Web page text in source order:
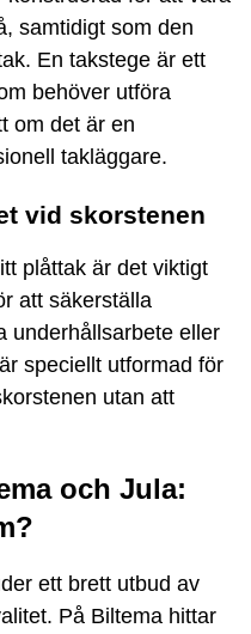
samtidigt som den
En takstege är ett
behöver utföra
om det är en
takläggare.
vid skorstenen
plåttak är det viktigt
att säkerställa
underhållsarbete eller
speciellt utformad för
utan att
och Jula:
ett brett utbud av
På Biltema hittar